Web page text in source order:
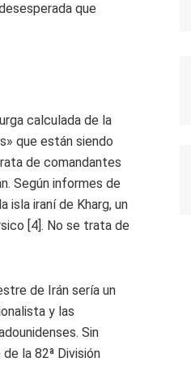
que
calculada de la
que están siendo
de comandantes
Según informes de
isla iraní de Kharg, un
[4]. No se trata de
de Irán sería un
y las
Sin
la 82ª División